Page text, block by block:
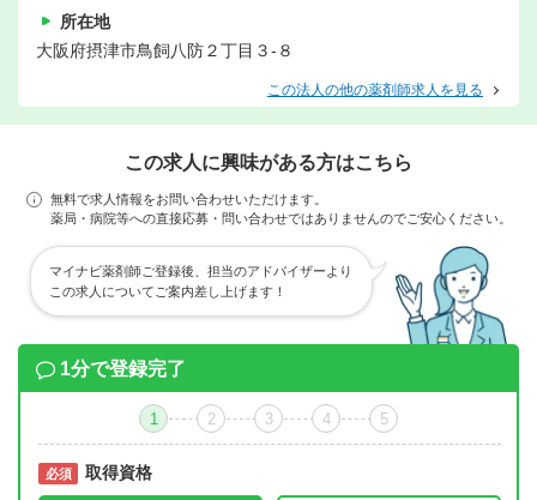
所在地
大阪府摂津市鳥飼八防２丁目３-８
この法人の他の薬剤師求人を見る
この求人に興味がある方はこちら
無料で求人情報をお問い合わせいただけます。
薬局・病院等への直接応募・問い合わせではありませんのでご安心ください。
マイナビ薬剤師ご登録後、担当のアドバイザーより
この求人についてご案内差し上げます！
1分で登録完了
1 2 3 4 5
必須 取得資格